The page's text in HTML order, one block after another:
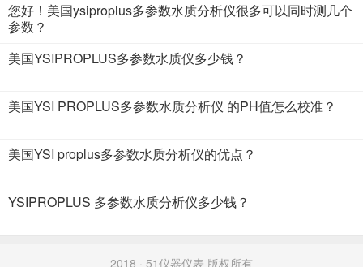
您好！美国ysiproplus多参数水质分析仪很多可以同时测几个
参数？
美国YSIPROPLUS多参数水质仪多少钱？
美国YSI PROPLUS多参数水质分析仪 的PH值怎么校准？
美国YSI proplus多参数水质分析仪的优点？
YSIPROPLUS 多参数水质分析仪多少钱？
2018 · 51仪器仪表 版权所有